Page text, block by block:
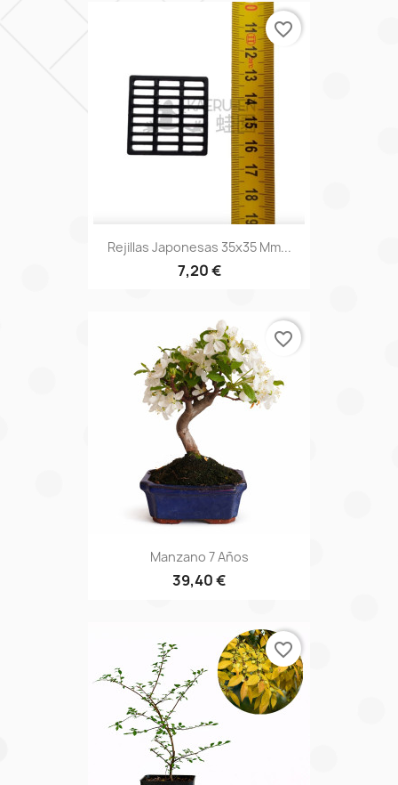
Rejillas Japonesas 35x35 Mm...
7,20 €
favorite_border
Manzano 7 Años
39,40 €
favorite_border
favorite_border